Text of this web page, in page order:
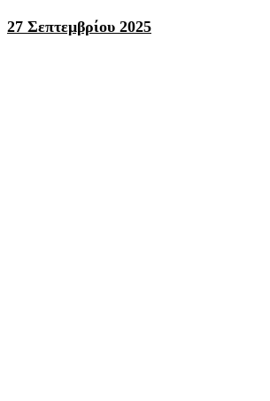
27 Σεπτεμβρίου 2025